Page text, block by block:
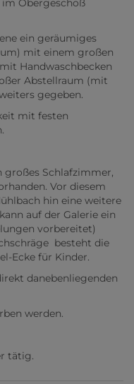
im Obergeschoß
ein geräumiges
mit einem großen
Handwaschbecken
Abstellraum (mit
gegeben.
mit festen
großes Schlafzimmer,
Vor diesem
hin eine weitere
auf der Galerie ein
vorbereitet)
besteht die
Ecke für Kinder.
danebenliegenden
werden.
tätig.